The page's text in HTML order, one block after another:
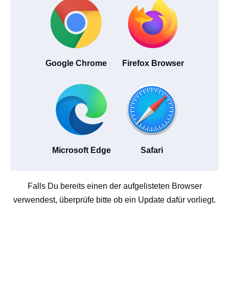
Google Chrome Firefox Browser
Microsoft Edge Safari
Falls Du bereits einen der aufgelisteten Browser
verwendest, überprüfe bitte ob ein Update dafür vorliegt.